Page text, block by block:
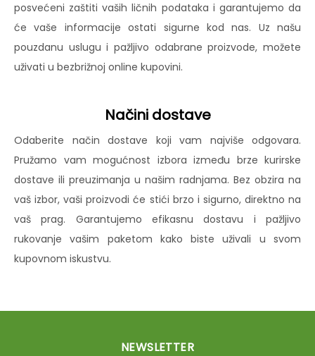
posvećeni zaštiti vaših ličnih podataka i garantujemo da
će vaše informacije ostati sigurne kod nas. Uz našu
pouzdanu uslugu i pažljivo odabrane proizvode, možete
uživati u bezbrižnoj online kupovini.
Načini dostave
Odaberite način dostave koji vam najviše odgovara.
Pružamo vam mogućnost izbora između brze kurirske
dostave ili preuzimanja u našim radnjama. Bez obzira na
vaš izbor, vaši proizvodi će stići brzo i sigurno, direktno na
vaš prag. Garantujemo efikasnu dostavu i pažljivo
rukovanje vašim paketom kako biste uživali u svom
kupovnom iskustvu.
NEWSLETTER